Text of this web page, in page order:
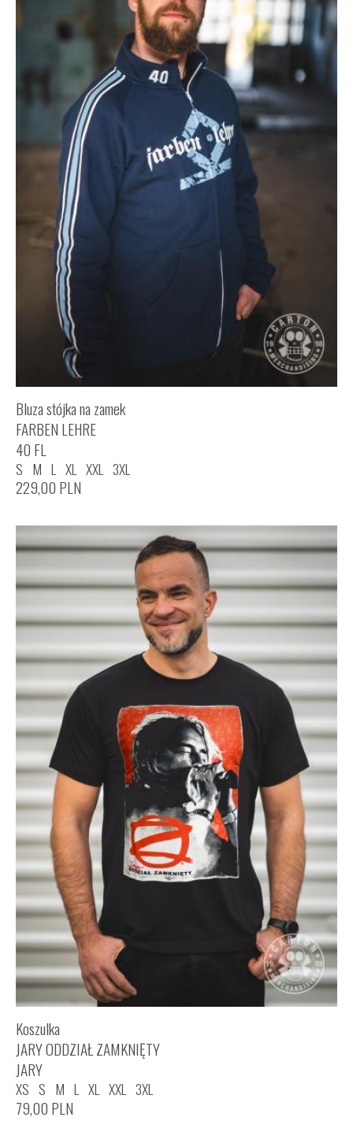
Bluza stójka na zamek
FARBEN LEHRE
40 FL
S M L XL XXL 3XL
229,00 PLN
Koszulka
JARY ODDZIAŁ ZAMKNIĘTY
JARY
XS S M L XL XXL 3XL
79,00 PLN